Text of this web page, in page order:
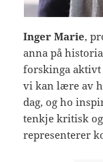
Inger Marie,
anna på
forskinga
vi kan lære av
dag, og ho
tenkje kritisk
representerer